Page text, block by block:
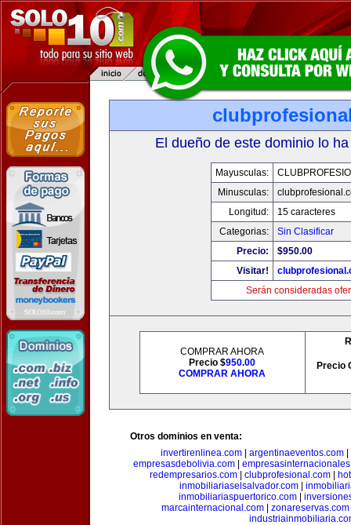
El dueño de este dominio lo
Mayusculas:
Minusculas:
Longitud:
15 caracteres
Categorias:
Sin Clasificar
Precio:
$950.00
Visitar!
Serán consideradas
COMPRAR AHORA
Precio $950.00
COMPRAR AHORA
Precio
Otros dominios en venta:
invertirenlinea.com| argentinaeventos.com|
empresasdebolivia.com|
redempresarios.com
clubprofesional.com
inmobiliariaselsalvador.com|
inmobiliariaspuertorico.com
marcainternacional.com| zonareservas.com